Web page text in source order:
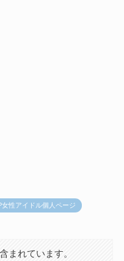
女性アイドル個人ページ
まれています。